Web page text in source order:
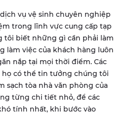
vụ vệ sinh chuyên nghiệp
trong lĩnh vực cung cấp tạp
tôi biết những gì cần phải làm
làm việc của khách hàng luôn
nắp tại mọi thời điểm. Các
có thể tin tưởng chúng tôi
sạch tòa nhà văn phòng của
từng chi tiết nhỏ, để các
tính nhất, khi bước vào